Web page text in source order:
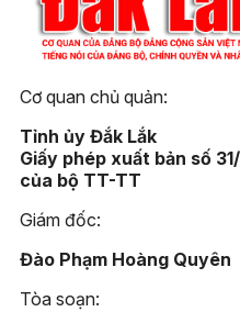
Cơ quan chủ quản:
Tỉnh ủy Đắk Lắk
Giấy phép xuất bản số
của bộ TT-TT
Giám đốc:
Đào Phạm Hoàng Quyên
Tòa soạn: